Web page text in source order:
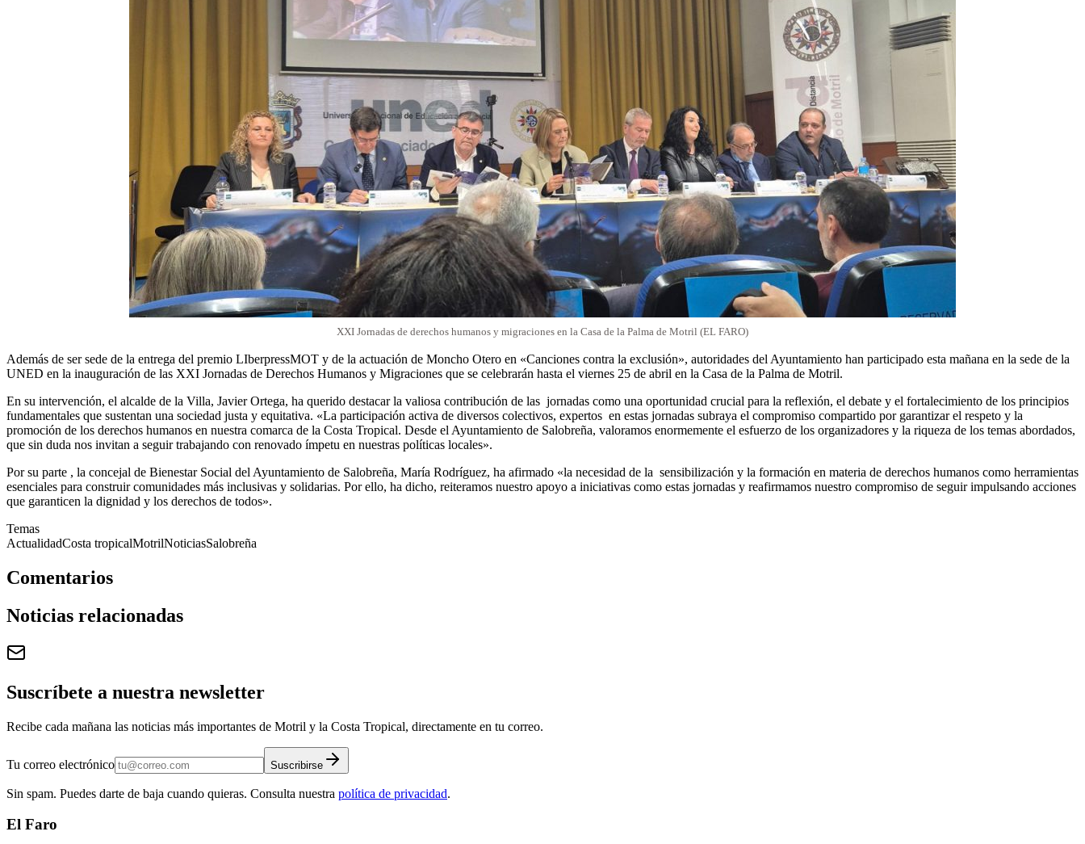
XXI Jornadas de derechos humanos y migraciones en la Casa de la Palma de Motril (EL FARO)
Además de ser sede de la entrega del premio LIberpressMOT y de la actuación de Moncho Otero en «Canciones contra la exclusión», autoridades del Ayuntamiento han participado esta mañana en la sede de la
UNED en la inauguración de las XXI Jornadas de Derechos Humanos y Migraciones que se celebrarán hasta el viernes 25 de abril en la Casa de la Palma de Motril.
En su intervención, el alcalde de la Villa, Javier Ortega, ha querido destacar la valiosa contribución de las jornadas como una oportunidad crucial para la reflexión, el debate y el fortalecimiento de los principios
fundamentales que sustentan una sociedad justa y equitativa. «La participación activa de diversos colectivos, expertos en estas jornadas subraya el compromiso compartido por garantizar el respeto y la
promoción de los derechos humanos en nuestra comarca de la Costa Tropical. Desde el Ayuntamiento de Salobreña, valoramos enormemente el esfuerzo de los organizadores y la riqueza de los temas abordados,
que sin duda nos invitan a seguir trabajando con renovado ímpetu en nuestras políticas locales».
Por su parte , la concejal de Bienestar Social del Ayuntamiento de Salobreña, María Rodríguez, ha afirmado «la necesidad de la sensibilización y la formación en materia de derechos humanos como herramientas
esenciales para construir comunidades más inclusivas y solidarias. Por ello, ha dicho, reiteramos nuestro apoyo a iniciativas como estas jornadas y reafirmamos nuestro compromiso de seguir impulsando acciones
que garanticen la dignidad y los derechos de todos».
Temas
ActualidadCosta tropicalMotrilNoticiasSalobreña
Comentarios
Noticias relacionadas
Suscríbete a nuestra newsletter
Recibe cada mañana las noticias más importantes de Motril y la Costa Tropical, directamente en tu correo.
Tu correo electrónico Suscribirse
Sin spam. Puedes darte de baja cuando quieras. Consulta nuestra política de privacidad.
El Faro